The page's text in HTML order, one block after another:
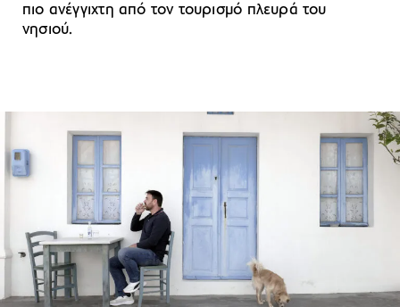
πιο ανέγγιχτη από τον τουρισμό πλευρά του
νησιού.